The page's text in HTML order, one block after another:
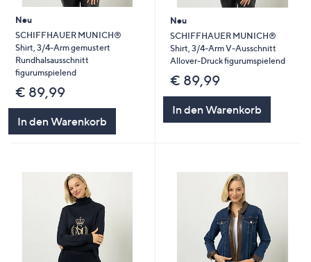
diese
anzuzeigen.
Neu
SCHIFFHAUER MUNICH®
Shirt, 3/4-Arm gemustert
Rundhalsausschnitt
figurumspielend
€ 89,99
In den Warenkorb
Neu
SCHIFFHAUER MUNICH®
Shirt, 3/4-Arm V-Ausschnitt
Allover-Druck figurumspielend
€ 89,99
In den Warenkorb